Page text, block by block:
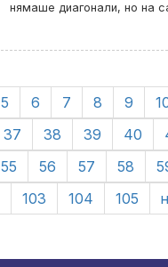
нямаше диагонали, но на
5 6 7 8 9
37 38 39 40
55 56 57 58
103 104 105